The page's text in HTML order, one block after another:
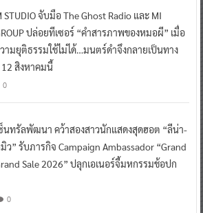
STUDIO จับมือ The Ghost Radio และ MI
ปล่อยทีเซอร์ “คำสารภาพของหมอผี” เมื่อ
ามยุติธรรมใช้ไม่ได้…มนตร์ดำจึงกลายเป็นทาง
12 สิงหาคมนี้
0
นทรัลพัฒนา คว้าสองสาวนักแสดงสุดฮอต “ลีน่า-
ว” รับภารกิจ Campaign Ambassador “Grand
Sale 2026” ปลุกเอเนอร์จี้มหกรรมช้อปก
0